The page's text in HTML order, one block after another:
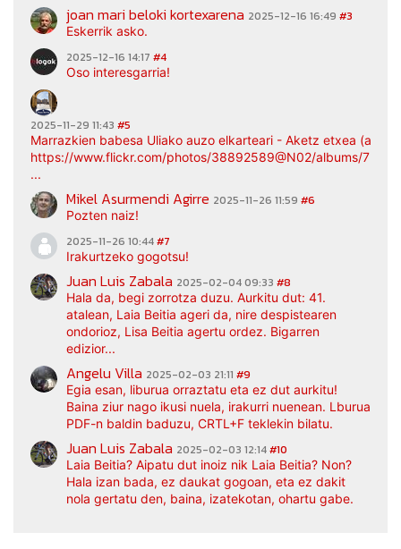
joan mari beloki kortexarena 2025-12-16 16:49 #3
Eskerrik asko.
2025-12-16 14:17 #4
Oso interesgarria!
2025-11-29 11:43 #5
Marrazkien babesa Uliako auzo elkarteari - Aketz etxea
https://www.flickr.com/photos/38892589@N02/albums/
...
Mikel Asurmendi Agirre 2025-11-26 11:59 #6
Pozten naiz!
2025-11-26 10:44#7
Irakurtzeko gogotsu!
Juan Luis Zabala 2025-02-04 09:33 #8
Hala da, begi zorrotza duzu. Aurkitu dut: 41.
atalean, Laia Beitia ageri da, nire despistearen
ondorioz, Lisa Beitia agertu ordez. Bigarren
edizior...
Angelu Villa 2025-02-03 21:11 #9
Egia esan, liburua orraztatu eta ez dut aurkitu!
Baina ziur nago ikusi nuela, irakurri nuenean. Lburua
PDF-n baldin baduzu, CRTL+F teklekin bilatu.
Juan Luis Zabala 2025-02-03 12:14#10
Laia Beitia? Aipatu dut inoiz nik Laia Beitia? Non?
Hala izan bada, ez daukat gogoan, eta ez dakit
nola gertatu den, baina, izatekotan, ohartu gabe.